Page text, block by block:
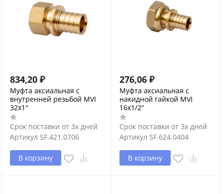
834,20 ₽
Муфта аксиальная с
внутренней резьбой MVI
32x1"
Срок поставки от 3х дней
Артикул SF.421.0706
В корзину
276,06 ₽
Муфта аксиальная с
накидной гайкой MVI
16x1/2“
Срок поставки от 3х дней
Артикул SF.624.0404
В корзину